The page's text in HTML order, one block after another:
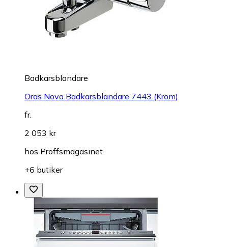
Badkarsblandare
Oras Nova Badkarsblandare 7443 (Krom)
fr.
2 053 kr
hos Proffsmagasinet
+6 butiker